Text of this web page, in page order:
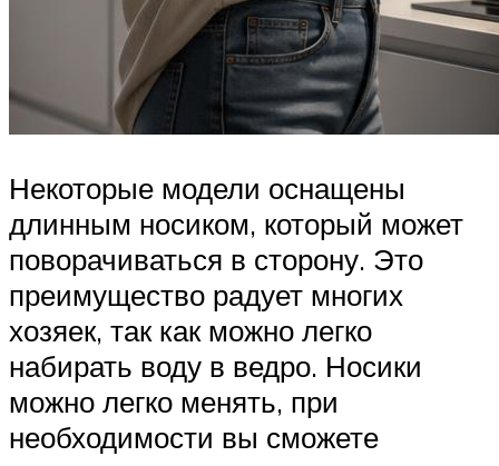
Некоторые модели оснащены
длинным носиком, который может
поворачиваться в сторону. Это
преимущество радует многих
хозяек, так как можно легко
набирать воду в ведро. Носики
можно легко менять, при
необходимости вы сможете